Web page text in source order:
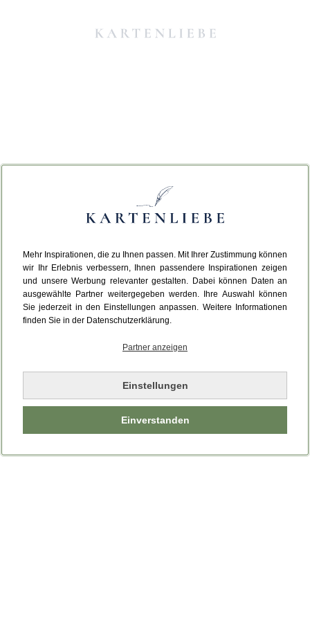
Mehr Inspirationen, die zu Ihnen passen. Mit Ihrer Zustimmung können
wir Ihr Erlebnis verbessern, Ihnen passendere Inspirationen zeigen
und unsere Werbung relevanter gestalten. Dabei können Daten an
ausgewählte Partner weitergegeben werden. Ihre Auswahl können
Sie jederzeit in den Einstellungen anpassen. Weitere Informationen
finden Sie in der Datenschutzerklärung.
Partner anzeigen
Einstellungen
Einverstanden
Da ist etwas schiefgelaufen.
Leider ist ein technischer Fehler aufgetreten.
Bitte laden Sie die Seite neu.